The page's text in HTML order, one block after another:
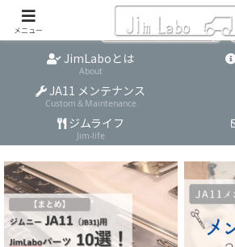
JimLaboとは
About
JA11 メンテナンス
Custom＆Maintenance
ジムライフ
Jim-life
メニュー